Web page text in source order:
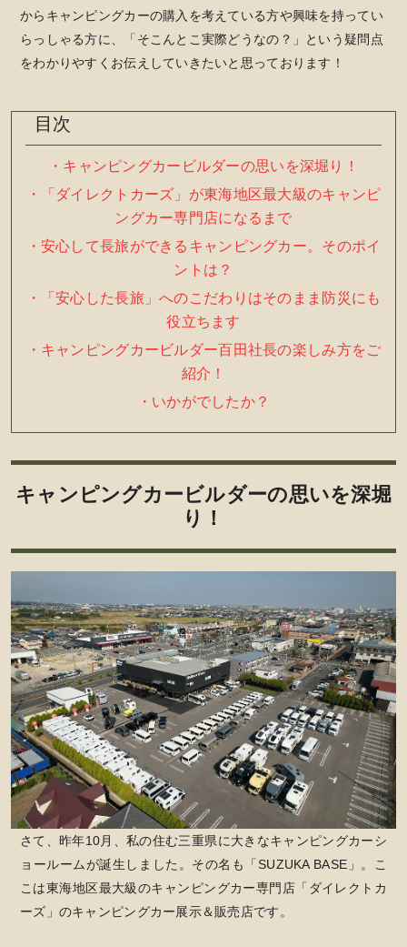
からキャンピングカーの購入を考えている方や興味を持ってい
らっしゃる方に、「そこんとこ実際どうなの？」という疑問点
をわかりやすくお伝えしていきたいと思っております！
目次
・キャンピングカービルダーの思いを深堀り！
・「ダイレクトカーズ」が東海地区最大級のキャンピ
ングカー専門店になるまで
・安心して長旅ができるキャンピングカー。そのポイ
ントは？
・「安心した長旅」へのこだわりはそのまま防災にも
役立ちます
・キャンピングカービルダー百田社長の楽しみ方をご
紹介！
・いかがでしたか？
キャンピングカービルダーの思いを深堀
り！
さて、昨年10月、私の住む三重県に大きなキャンピングカーシ
ョールームが誕生しました。その名も「SUZUKA BASE」。こ
こは東海地区最大級のキャンピングカー専門店「ダイレクトカ
ーズ」のキャンピングカー展示＆販売店です。